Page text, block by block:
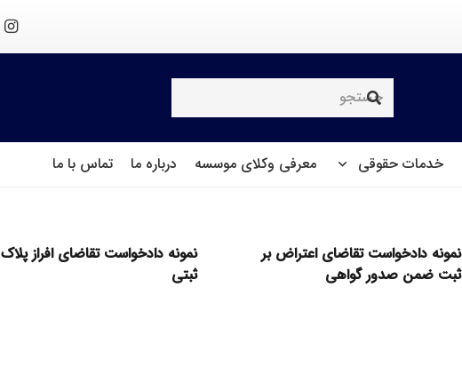
خدمات حقوقی معرفی وکلای موسسه درباره ما تماس با ما
نمونه دادخواست تقاضای اعتراض بر
ثبت ضمن صدور گواهی
نمونه دادخواست تقاضای افراز پلاک
ثبتی